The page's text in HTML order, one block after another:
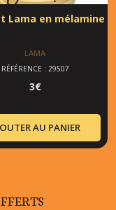
Lama en mélamine
LAMA
RÉFÉRENCE : 29507
3€
AU PANIER